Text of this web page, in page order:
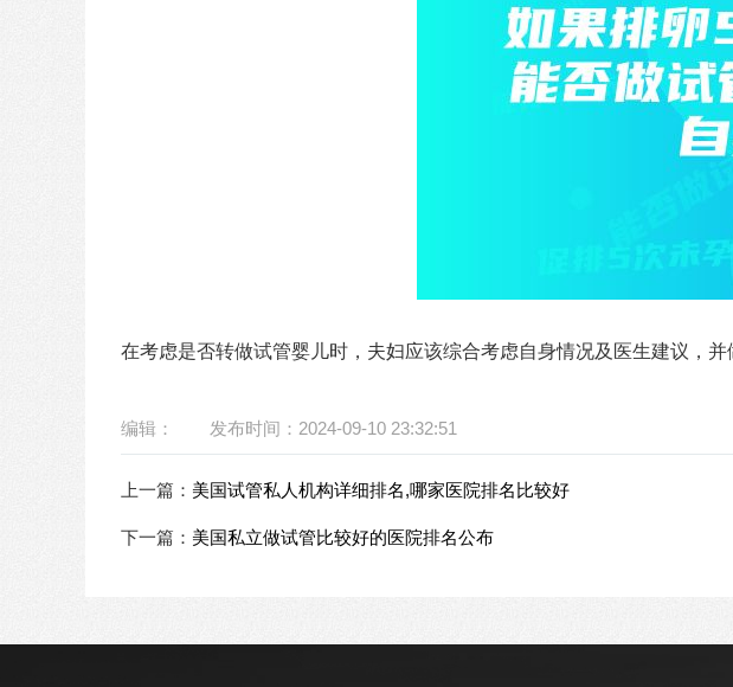
在考虑是否转做试管婴儿时，夫妇应该综合考虑自身情况及医生建议，
编辑： 发布时间：2024-09-10 23:32:51
上一篇： 美国试管私人机构详细排名,哪家医院排名比较好
下一篇： 美国私立做试管比较好的医院排名公布